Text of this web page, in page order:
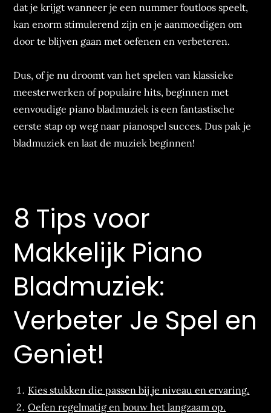
dat je krijgt wanneer je een nummer foutloos speelt,
kan enorm stimulerend zijn en je aanmoedigen om
door te blijven gaan met oefenen en verbeteren.
Dus, of je nu droomt van het spelen van klassieke
meesterwerken of populaire hits, beginnen met
eenvoudige piano bladmuziek is een fantastische
eerste stap op weg naar pianospel succes. Dus pak je
bladmuziek en laat de muziek beginnen!
8 Tips voor
Makkelijk Piano
Bladmuziek:
Verbeter Je Spel en
Geniet!
Kies stukken die passen bij je niveau en ervaring.
Oefen regelmatig en bouw het langzaam op.